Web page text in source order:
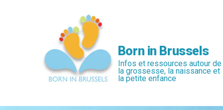
Born in Brussels
Infos et ressources autour de
la grossesse, la naissance et
la petite enfance